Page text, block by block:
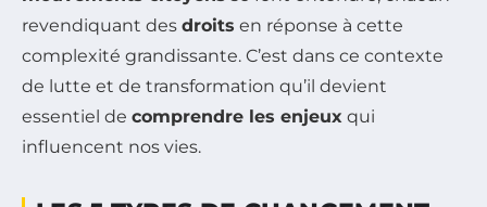
revendiquant des droits en réponse à cette
complexité grandissante. C’est dans ce contexte
de lutte et de transformation qu’il devient
essentiel de comprendre les enjeux qui
influencent nos vies.